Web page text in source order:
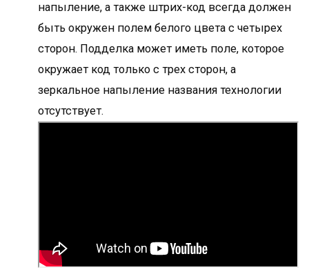
напыление, а также штрих-код всегда должен
быть окружен полем белого цвета с четырех
сторон. Подделка может иметь поле, которое
окружает код только с трех сторон, а
зеркальное напыление названия технологии
отсутствует.